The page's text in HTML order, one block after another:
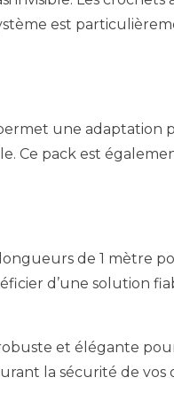
est
une adaptation
Ce pack est
de 1 mètre
d’une solution
et élégante
la sécurité de